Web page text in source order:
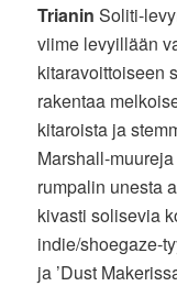
Trianin Soliti-
viime levyillään
kitaravoittoiseen
rakentaa
kitaroista ja
Marshall-
rumpalin unesta
kivasti solisevia
indie/shoegaze-
ja ’Dust